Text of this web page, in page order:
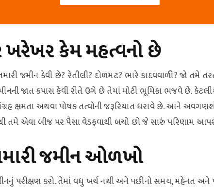
ખરેખર કેમ મહત્વનો છે
જમીન કેવી છે? રેતીલી? દોળમટ? ભારે કાદવવાળી? જો તમે
જાત કપાસ કેવી રીતે ઉગે છે તેમાં મોટી ભૂમિકા ભજવે છે.
ક્ષમતા અથવા પોષક તત્વોની જરૂરિયાત ધરાવે છે. આને
તમે એવા બીજ પર પૈસા વેડફવાથી બચો છો જે સારું પરિણામ
જમીન ઓળખો
પરીક્ષણ કરો. તેમાં વધુ ખર્ચ નથી અને પછીનો સમય, મહેનત